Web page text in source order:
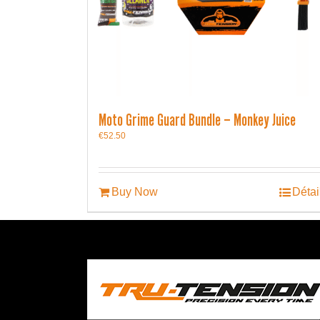
Moto Grime Guard Bundle – Monkey Juice
€52.50
Buy Now